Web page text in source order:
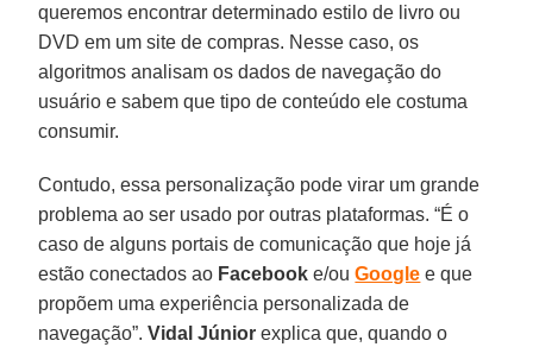
queremos encontrar determinado estilo de livro ou
DVD em um site de compras. Nesse caso, os
algoritmos analisam os dados de navegação do
usuário e sabem que tipo de conteúdo ele costuma
consumir.
Contudo, essa personalização pode virar um grande
problema ao ser usado por outras plataformas. “É o
caso de alguns portais de comunicação que hoje já
estão conectados ao Facebook e/ouGoogle e que
propõem uma experiência personalizada de
navegação”.Vidal Júnior explica que, quando o